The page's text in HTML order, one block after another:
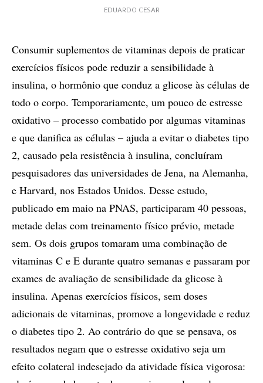
EDUARDO CESAR
Consumir suplementos de vitaminas depois de praticar
exercícios físicos pode reduzir a sensibilidade à
insulina, o hormônio que conduz a glicose às células de
todo o corpo. Temporariamente, um pouco de estresse
oxidativo – processo combatido por algumas vitaminas
e que danifica as células – ajuda a evitar o diabetes tipo
2, causado pela resistência à insulina, concluíram
pesquisadores das universidades de Jena, na Alemanha,
e Harvard, nos Estados Unidos. Desse estudo,
publicado em maio na PNAS, participaram 40 pessoas,
metade delas com treinamento físico prévio, metade
sem. Os dois grupos tomaram uma combinação de
vitaminas C e E durante quatro semanas e passaram por
exames de avaliação de sensibilidade da glicose à
insulina. Apenas exercícios físicos, sem doses
adicionais de vitaminas, promove a longevidade e reduz
o diabetes tipo 2. Ao contrário do que se pensava, os
resultados negam que o estresse oxidativo seja um
efeito colateral indesejado da atividade física vigorosa: